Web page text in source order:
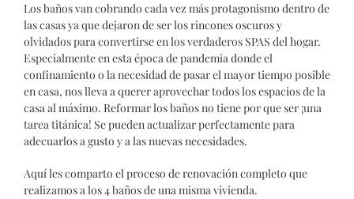
Los baños van cobrando cada vez más protagonismo dentro de
las casas ya que dejaron de ser los rincones oscuros y
olvidados para convertirse en los verdaderos SPAS del hogar.
Especialmente en esta época de pandemia donde el
confinamiento o la necesidad de pasar el mayor tiempo posible
en casa, nos lleva a querer aprovechar todos los espacios de la
casa al máximo. Reformar los baños no tiene por que ser ¡una
tarea titánica! Se pueden actualizar perfectamente para
adecuarlos a gusto y a las nuevas necesidades.
Aquí les comparto el proceso de renovación completo que
realizamos a los 4 baños de una misma vivienda.